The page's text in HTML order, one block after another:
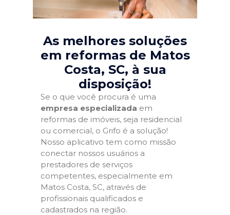
As melhores soluções
em reformas de Matos
Costa, SC, à sua
disposição!
Se o que você procura é uma
empresa especializada em
reformas de imóveis, seja residencial
ou comercial, o Grifo é a solução!
Nosso aplicativo tem como missão
conectar nossos usuários a
prestadores de serviços
competentes, especialmente em
Matos Costa, SC, através de
profissionais qualificados e
cadastrados na região.